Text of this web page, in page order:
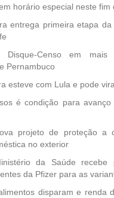
horário especial neste fim
entrega primeira etapa
Disque-Censo em
Pernambuco
esteve com Lula e pode
é condição para
projeto de proteção a
no exterior
da Saúde recebe
da Pfizer para as
disparam e renda